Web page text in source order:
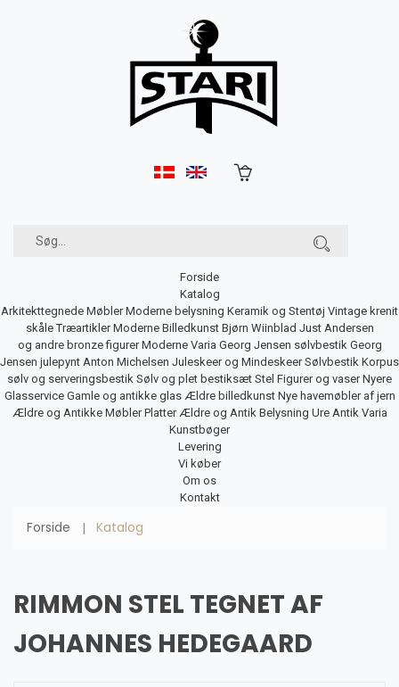
Forside
Katalog
Arkitekttegnede Møbler Moderne belysning Keramik og Stentøj Vintage krenit
skåle Træartikler Moderne Billedkunst Bjørn Wiinblad Just Andersen
og andre bronze figurer Moderne Varia Georg Jensen sølvbestik Georg
Jensen julepynt Anton Michelsen Juleskeer og Mindeskeer Sølvbestik Korpus
sølv og serveringsbestik Sølv og plet bestiksæt Stel Figurer og vaser Nyere
Glasservice Gamle og antikke glas Ældre billedkunst Nye havemøbler af jern
Ældre og Antikke Møbler Platter Ældre og Antik Belysning Ure Antik Varia
Kunstbøger
Levering
Vi køber
Om os
Kontakt
Forside Katalog
RIMMON STEL TEGNET AF
JOHANNES HEDEGAARD